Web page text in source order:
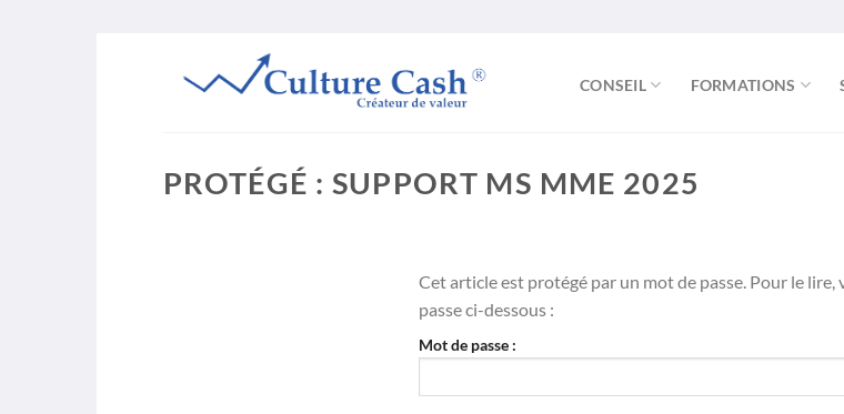
CONSEIL FORMATIONS
PROTÉGÉ : SUPPORT MS MME 2025
Cet article est protégé par un mot de passe. Pour le
passe ci-dessous :
Mot de passe :